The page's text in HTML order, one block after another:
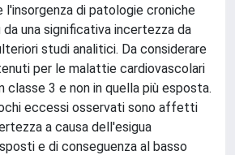
l'insorgenza di patologie croniche
una significativa incertezza da
studi analitici. Da considerare
per le malattie cardiovascolari
classe 3 e non in quella più esposta.
eccessi osservati sono affetti
a causa dell'esigua
e di conseguenza al basso